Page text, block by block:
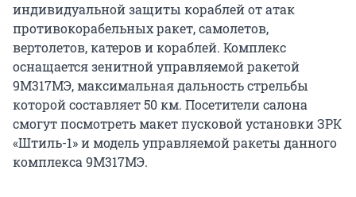
индивидуальной защиты кораблей от атак
противокорабельных ракет, самолетов,
вертолетов, катеров и кораблей. Комплекс
оснащается зенитной управляемой ракетой
9М317МЭ, максимальная дальность стрельбы
которой составляет 50 км. Посетители салона
смогут посмотреть макет пусковой установки ЗРК
«Штиль-1» и модель управляемой ракеты данного
комплекса 9М317МЭ.